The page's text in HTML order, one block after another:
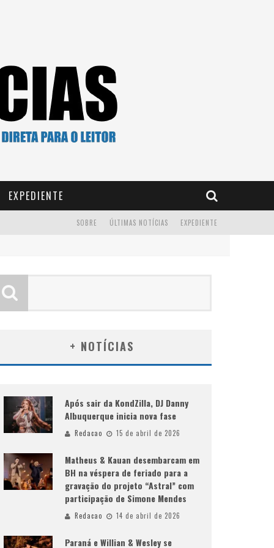
EXPEDIENTE
EXPEDIENTE
ÚLTIMAS NOTÍCIAS
SOBRE
+ NOTÍCIAS
Após sair da KondZilla, DJ Danny
Albuquerque inicia nova fase
Redacao 15 de abril de 2026
Matheus & Kauan desembarcam em
BH na véspera de feriado para a
gravação do projeto “Astral” com
participação de Simone Mendes
Redacao 14 de abril de 2026
Paraná e Willian & Wesley se